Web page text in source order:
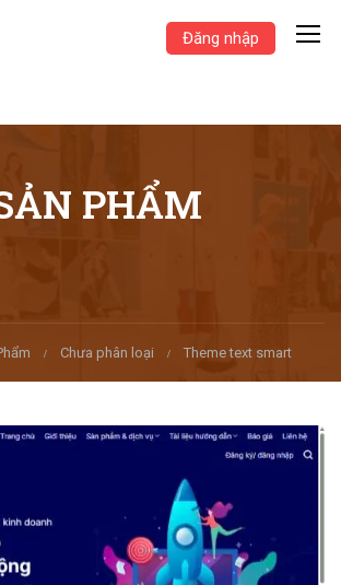
Đăng nhập
PHẨM
Chưa phân loại Theme text smart